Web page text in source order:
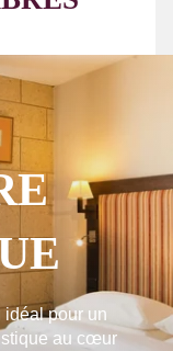
idéal pour un
au cœur